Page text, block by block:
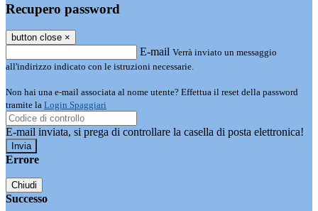
Recupero password
button close ×
E-mail Verrà inviato un messaggio
all'indirizzo indicato con le istruzioni necessarie.
Non hai una e-mail associata al nome utente? Effettua il reset della password
tramite la Login Spaggiari
E-mail inviata, si prega di controllare la casella di posta elettronica!
Errore
Chiudi
Successo